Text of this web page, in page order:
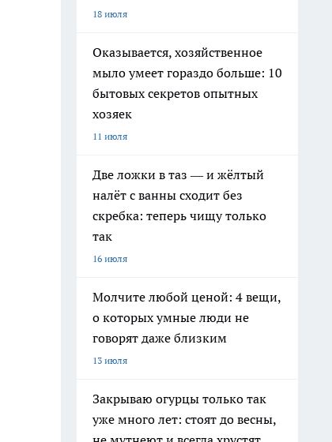
18 июля
Оказывается, хозяйственное
мыло умеет гораздо больше: 10
бытовых секретов опытных
хозяек
11 июля
Две ложки в таз — и жёлтый
налёт с ванны сходит без
скребка: теперь чищу только
так
16 июля
Молчите любой ценой: 4 вещи,
о которых умные люди не
говорят даже близким
13 июля
Закрываю огурцы только так
уже много лет: стоят до весны,